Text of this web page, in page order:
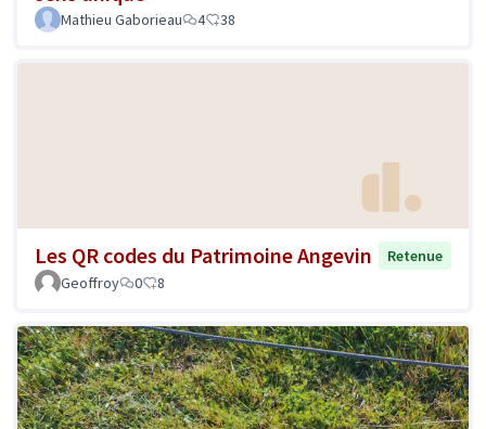
Mathieu Gaborieau 4 38
Les QR codes du Patrimoine Angevin
Retenue
Geoffroy
0 8